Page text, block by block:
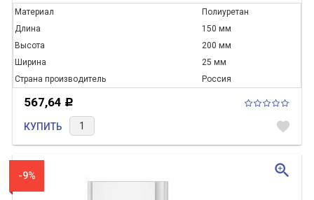
Материал
Полиуретан
Длина
150 мм
Высота
200 мм
Ширина
25 мм
Страна производитель
Россия
567,64 Р
КУПИТЬ favorite
-9% zoom_in